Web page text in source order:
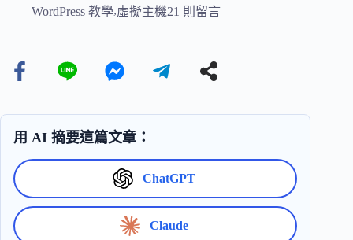
WordPress 教學,虛擬主機21 則留言
用 AI 摘要這篇文章：
ChatGPT
Claude